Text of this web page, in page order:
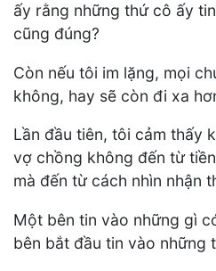
ấy rằng những thứ cô ấy
cũng đúng?
Còn nếu tôi im lặng, mọi
không, hay sẽ còn đi xa
Lần đầu tiên, tôi cảm thấy
vợ chồng không đến từ
mà đến từ cách nhìn nhận
Một bên tin vào những gì
bên bắt đầu tin vào những